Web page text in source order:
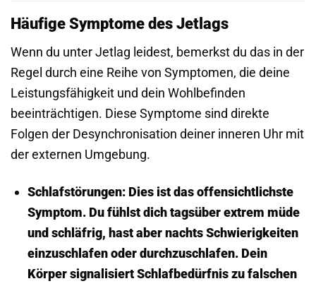
Häufige Symptome des Jetlags
Wenn du unter Jetlag leidest, bemerkst du das in der
Regel durch eine Reihe von Symptomen, die deine
Leistungsfähigkeit und dein Wohlbefinden
beeinträchtigen. Diese Symptome sind direkte
Folgen der Desynchronisation deiner inneren Uhr mit
der externen Umgebung.
Schlaf­störungen:Dies ist das offensichtlichste
Symptom. Du fühlst dich tagsüber extrem müde
und schläfrig, hast aber nachts Schwierigkeiten
einzuschlafen oder durchzuschlafen. Dein
Körper signalisiert Schlaf­bedürfnis zu falschen